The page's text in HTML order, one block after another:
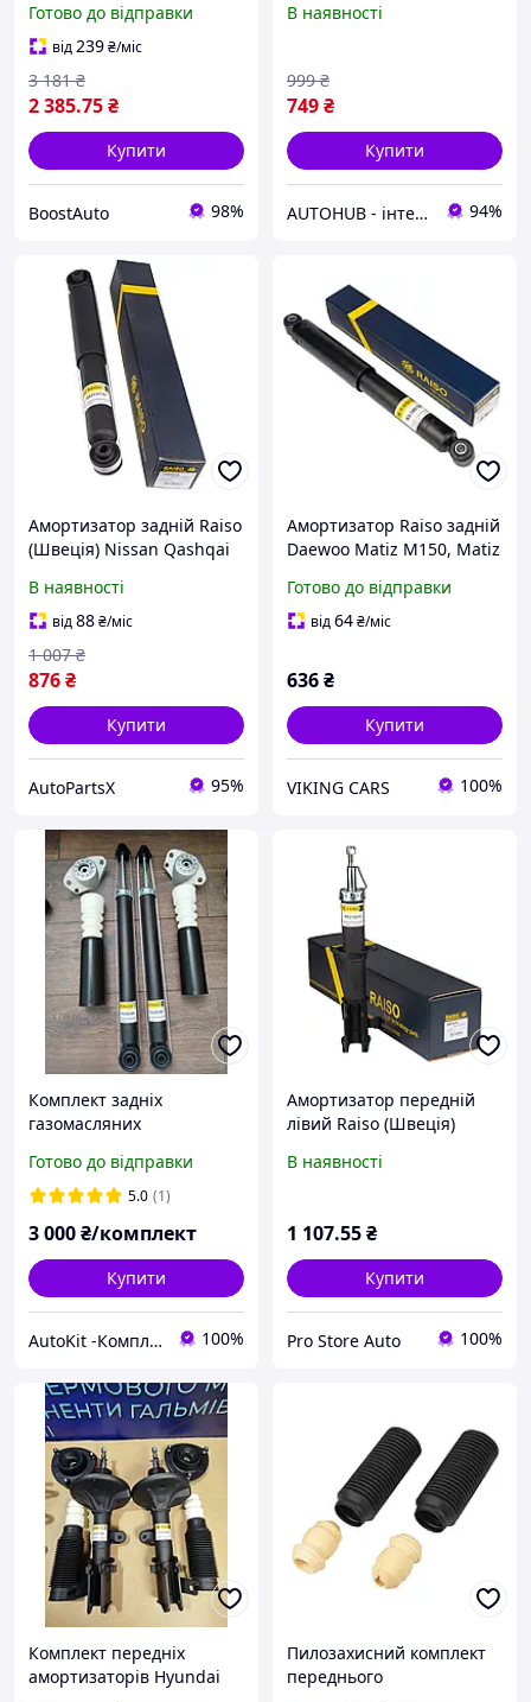
Готово до відправки
від239₴/міс
2 385.75₴
3 181 ₴
Купити
BoostAuto 98%
UAANICK2
В наявності
749₴
999 ₴
Купити
AUTOHUB - інтернет-магазин автозапчастин 94%
Амортизатор задній Raiso
(Швеція) Nissan Qashqai
13
В наявності
від88₴/міс
876₴
1 007 ₴
Купити
AutoPartsX 95%
Амортизатор Raiso задній
Daewoo Matiz M150, Matiz
1988-- 343304
Готово до відправки
від64₴/міс
636₴
Купити
VIKING CARS 100%
Комплект задніх
газомасляних
OCTAVIA TOUR, GOLF 4,
AUDI A3.
Готово до відправки
5.0 (1)
3 000₴/комплект
Купити
AutoKit -Комплекти підвиски 100%
Амортизатор передній
лівий Raiso (Швеція)
98-15
В наявності
1 107.55₴
Купити
Pro Store Auto 100%
Комплект передніх
амортизаторів Hyundai
Пилозахисний комплект
переднього